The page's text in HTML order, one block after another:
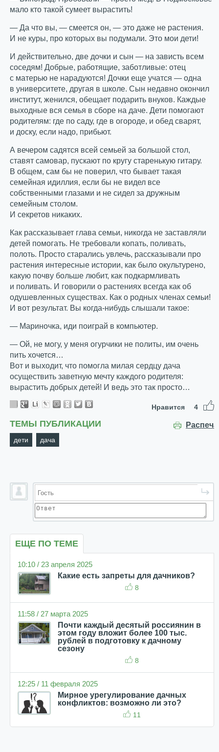
мало кто такой сумеет вырастить!
— Да что вы, — смеется он, — это даже не растения.
И не куры, про которых вы подумали. Это мои дети!
И действительно, две дочки и сын — на зависть всем
соседям! Добрые, работящие, заботливые: отец
с матерью не нарадуются! Дочки еще учатся — одна
в университете, другая в школе. Сын недавно окончил
институт, женился, обещает подарить внуков. Каждые
выходные вся семья в сборе на даче. Дети помогают
родителям: где по саду, где в огороде, и обед сварят,
и доску, если надо, прибьют.
А вечером садятся всей семьей за большой стол,
ставят самовар, пускают по кругу старенькую гитару.
В общем, сам бы не поверил, что бывает такая
семейная идиллия, если бы не видел все
собственными глазами и не сидел за дружным
семейным столом.
И секретов никаких.
Как рассказывает глава семьи, никогда не заставляли
детей помогать. Не требовали копать, поливать,
полоть. Просто старались увлечь, рассказывали про
растения интересные истории, как было окультурено,
какую почву больше любит, как подкармливать
и поливать. И говорили о растениях всегда как об
одушевленных существах. Как о родных членах семьи!
И вот результат. Вы когда-нибудь слышали такое:
— Мариночка, иди поиграй в компьютер.
— Ой, не могу, у меня огурчики не политы, им очень
пить хочется…
Вот и выходит, что помогла милая сердцу дача
осуществить заветную мечту каждого родителя:
вырастить добрых детей! И ведь это так просто…
Нравится 4
ТЕМЫ ПУБЛИКАЦИИ
дети дача
ЕЩЕ ПО ТЕМЕ
10:10 / 23 апреля 2025
Какие есть запреты для дачников?
8
11:58 / 27 марта 2025
Почти каждый десятый россиянин в
этом году вложит более 100 тыс.
рублей в подготовку к дачному
сезону
8
12:25 / 11 февраля 2025
Мирное урегулирование дачных
конфликтов: возможно ли это?
11